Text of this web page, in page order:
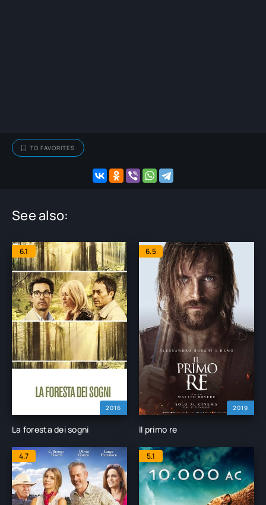
TO FAVORITES
See also:
2016
6.1
La foresta dei sogni
2019
6.5
Il primo re
4.7 5.1